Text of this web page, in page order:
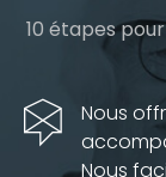
Nous
Nous